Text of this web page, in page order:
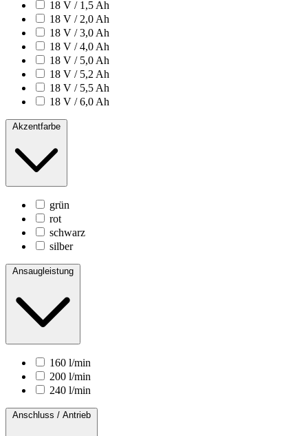
18 V / 1,5 Ah
18 V / 2,0 Ah
18 V / 3,0 Ah
18 V / 4,0 Ah
18 V / 5,0 Ah
18 V / 5,2 Ah
18 V / 5,5 Ah
18 V / 6,0 Ah
Akzentfarbe
grün
rot
schwarz
silber
Ansaugleistung
160 l/min
200 l/min
240 l/min
Anschluss / Antrieb